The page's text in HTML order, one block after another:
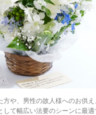
方や、男性の故人様へのお供え
て幅広い法要のシーンに最適